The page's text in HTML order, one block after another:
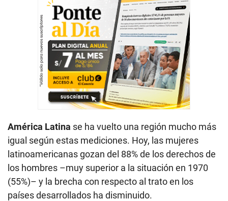
América Latina se ha vuelto una región mucho más
igual según estas mediciones. Hoy, las mujeres
latinoamericanas gozan del 88% de los derechos de
los hombres –muy superior a la situación en 1970
(55%)– y la brecha con respecto al trato en los
países desarrollados ha disminuido.